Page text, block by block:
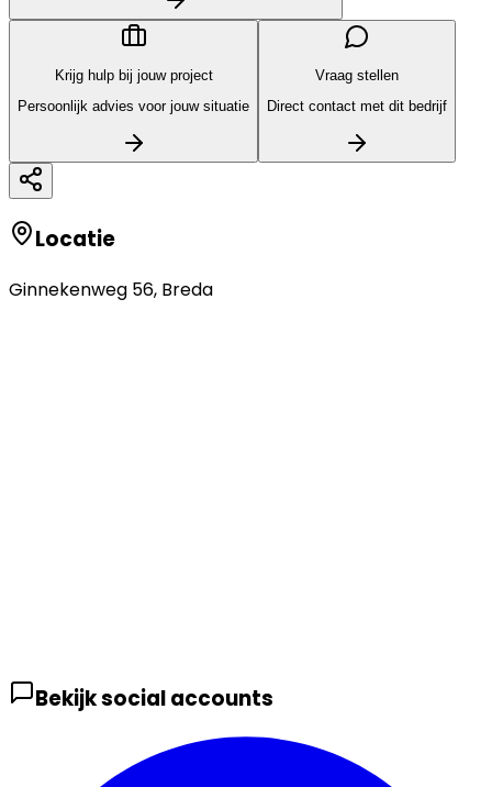
Krijg hulp bij jouw project
Persoonlijk advies voor jouw situatie
Vraag stellen
Direct contact met dit bedrijf
Locatie
Ginnekenweg 56, Breda
Bekijk social accounts